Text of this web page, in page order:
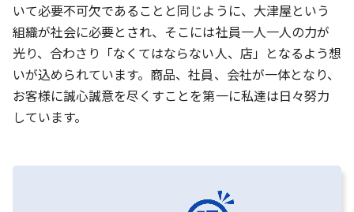
いて必要不可欠であることと同じように、大津屋という
組織が社会に必要とされ、そこには社員一人一人の力が
光り、合わさり「なくてはならない人、店」となるよう想
いが込められています。商品、社員、会社が一体となり、
お客様に誠心誠意を尽くすことを第一に私達は日々努力
しています。